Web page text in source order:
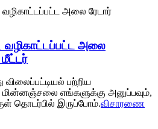
வழிகாட்டப்பட்ட அலை
மீட்டர்
பற்றிய
எங்களுக்கு அனுப்பவும்,
தொடர்பில் இருப்போம்.விசாரணை